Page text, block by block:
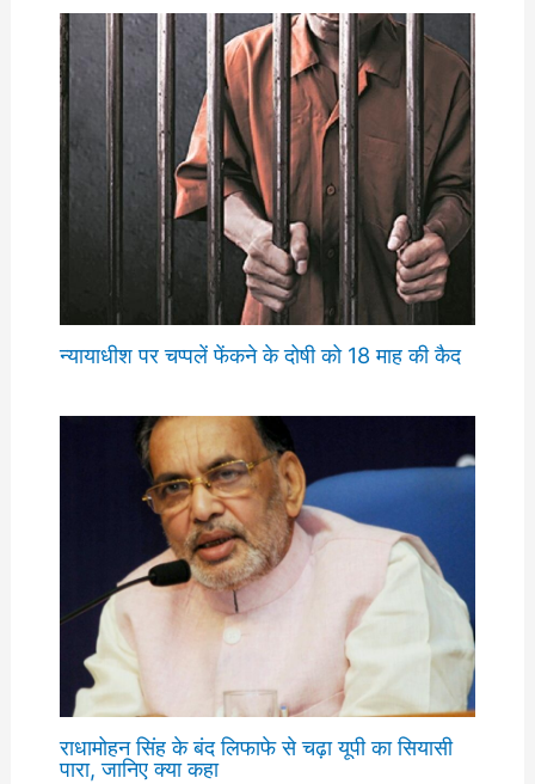
न्यायाधीश पर चप्पलें फेंकने के दोषी को 18 माह की कैद
राधामोहन सिंह के बंद लिफाफे से चढ़ा यूपी का सियासी
पारा, जानिए क्या कहा